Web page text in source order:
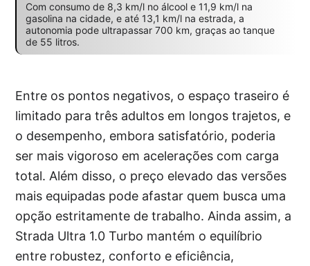
Com consumo de 8,3 km/l no álcool e 11,9 km/l na
gasolina na cidade, e até 13,1 km/l na estrada, a
autonomia pode ultrapassar 700 km, graças ao tanque
de 55 litros.
Entre os pontos negativos, o espaço traseiro é
limitado para três adultos em longos trajetos, e
o desempenho, embora satisfatório, poderia
ser mais vigoroso em acelerações com carga
total. Além disso, o preço elevado das versões
mais equipadas pode afastar quem busca uma
opção estritamente de trabalho. Ainda assim, a
Strada Ultra 1.0 Turbo mantém o equilíbrio
entre robustez, conforto e eficiência,